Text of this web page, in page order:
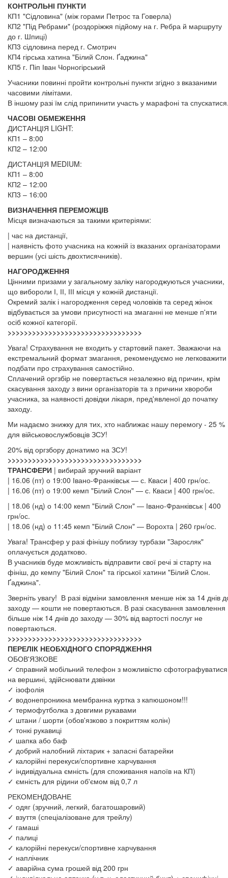
КОНТРОЛЬНІ ПУНКТИ
КП1 "Сідловина" (між горами Петрос та Говерла)
КП2 "Під Ребрами" (роздоріжжя підйому на г. Ребра й маршруту
до г. Шпиці)
КП3 сідловина перед г. Смотрич
КП4 гірська хатина "Білий Слон. Ґаджина"
КП5 г. Піп Іван Чорногірський
Учасники повинні пройти контрольні пункти згідно з вказаними
часовими лімітами.
В іншому разі їм слід припинити участь у марафоні та
ЧАСОВІ ОБМЕЖЕННЯ
ДИСТАНЦІЯ LIGHT:
КП1 – 8:00
КП2 – 12:00
ДИСТАНЦІЯ MEDIUM:
КП1 – 8:00
КП2 – 12:00
КП3 – 16:00
ВИЗНАЧЕННЯ ПЕРЕМОЖЦІВ
Місця визначаються за такими критеріями:
| час на дистанції,
| наявність фото учасника на кожній із вказаних організаторами
вершин (усі шість двохтисячників).
НАГОРОДЖЕННЯ
Цінними призами у загальному заліку нагороджуються учасники,
що вибороли І, ІІ, ІІІ місця у кожній дистанції.
Окремий залік і нагородження серед чоловіків та серед жінок
відбувається за умови присутності на змаганні не менше п'яти
осіб кожної категорії.
>>>>>>>>>>>>>>>>>>>>>>>>>>>>>>>>>
Увага! Страхування не входить у стартовий пакет. Зважаючи на
екстремальний формат змагання, рекомендуємо не легковажити
подбати про страхування самостійно.
Сплачений оргзбір не повертається незалежно від причин, крім
скасування заходу з вини організаторів та з причини хвороби
учасника, за наявності довідки лікаря, пред'явленої до початку
заходу.
Ми надаємо знижку для тих, хто наближає нашу перемогу - 25 %
для військовослужбовців ЗСУ!
20% від оргзбору донатимо на ЗСУ!
>>>>>>>>>>>>>>>>>>>>>>>>>>>>>>>>>
ТРАНСФЕРИ | вибирай зручний варіант
| 16.06 (пт) о 19:00 Івано-Франківськ — с. Кваси | 400 грн/ос.
| 16.06 (пт) о 19:00 кемп "Білий Слон" — с. Кваси | 400 грн/ос.
| 18.06 (нд) о 14:00 кемп "Білий Слон" — Івано-Франківськ | 400
грн/ос.
| 18.06 (нд) о 11:45 кемп "Білий Слон" — Ворохта | 260 грн/ос.
Увага! Трансфер у разі фінішу поблизу турбази "Заросляк"
оплачується додатково.
В учасників буде можливість відправити свої речі зі старту на
фініш, до кемпу "Білий Слон" та гірської хатини "Білий Слон.
Ґаджина".
Зверніть увагу! В разі відміни замовлення менше ніж за 14 днів
заходу — кошти не повертаються. В разі скасування замовлення
більше ніж 14 днів до заходу — 30% від вартості послуг не
повертаються.
>>>>>>>>>>>>>>>>>>>>>>>>>>>>>>>>>
ПЕРЕЛІК НЕОБХІДНОГО СПОРЯДЖЕННЯ
ОБОВ'ЯЗКОВЕ
✓ cправний мобільний телефон з можливістю сфотографуватися
на вершині, здійснювати дзвінки
✓ ізофолія
✓ водонепроникна мембранна куртка з капюшоном!!!
✓ термофутболка з довгими рукавами
✓ штани / шорти (обов'язково з покриттям колін)
✓ тонкі рукавиці
✓ шапка або баф
✓ добрий налобний ліхтарик + запасні батарейки
✓ калорійні перекуси/спортивне харчування
✓ індивідуальна ємність (для споживання напоїв на КП)
✓ ємність для рідини об'ємом від 0,7 л
РЕКОМЕНДОВАНЕ
✓ одяг (зручний, легкий, багатошаровий)
✓ взуття (спеціалізоване для трейлу)
✓ гамаші
✓ палиці
✓ калорійні перекуси/спортивне харчування
✓ наплічник
✓ аварійна сума грошей від 200 грн